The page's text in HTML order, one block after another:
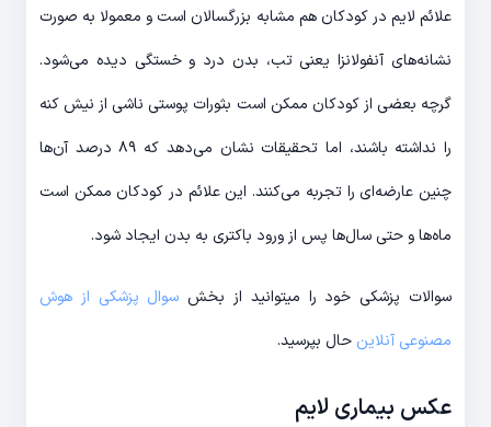
علائم لایم در کودکان هم مشابه بزرگسالان است و معمولا به صورت
نشانه‌های آنفولانزا یعنی تب، بدن درد و خستگی دیده می‌شود.
گرچه بعضی از کودکان ممکن است بثورات پوستی ناشی از نیش کنه
را نداشته باشند، اما تحقیقات نشان می‌دهد که ۸۹ درصد آن‌ها
چنین عارضه‌ای را تجربه می‌کنند. این علائم در کودکان ممکن است
ماه‌ها و حتی‌ سال‌ها پس از ورود باکتری به بدن ایجاد شود.
سوالات پزشکی خود را میتوانید از بخش سوال پزشکی از هوش
مصنوعی آنلاین حال بپرسید.
عکس بیماری لایم